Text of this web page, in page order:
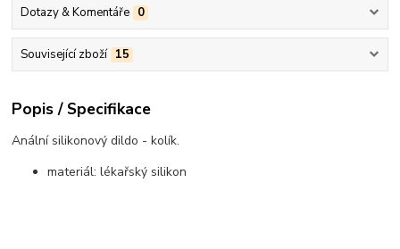
Dotazy & Komentáře 0
Související zboží 15
Popis / Specifikace
Anální silikonový dildo - kolík.
materiál: lékařský silikon